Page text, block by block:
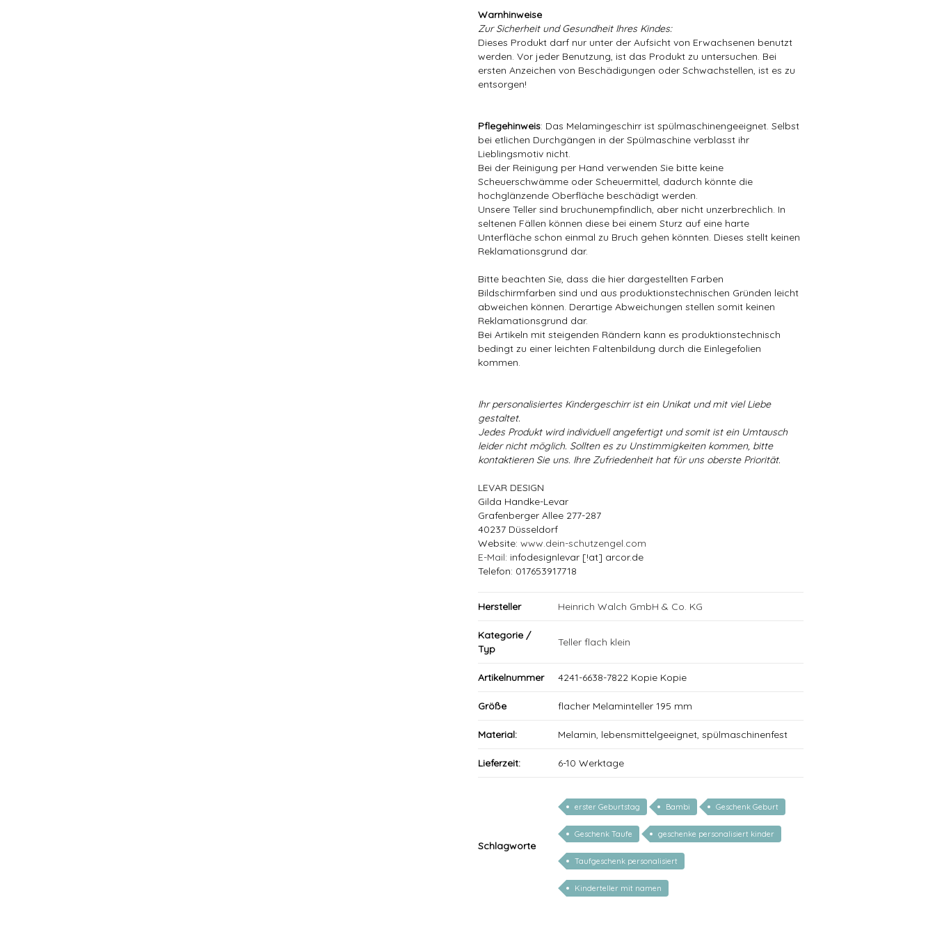
Warnhinweise
Zur Sicherheit und Gesundheit Ihres Kindes:
Dieses Produkt darf nur unter der Aufsicht von Erwachsenen benutzt
werden. Vor jeder Benutzung, ist das Produkt zu untersuchen. Bei
ersten Anzeichen von Beschädigungen oder Schwachstellen, ist es zu
entsorgen!
Pflegehinweis: Das Melamingeschirr ist spülmaschinengeeignet. Selbst
bei etlichen Durchgängen in der Spülmaschine verblasst ihr
Lieblingsmotiv nicht.
Bei der Reinigung per Hand verwenden Sie bitte keine
Scheuerschwämme oder Scheuermittel, dadurch könnte die
hochglänzende Oberfläche beschädigt werden.
Unsere Teller sind bruchunempfindlich, aber nicht unzerbrechlich. In
seltenen Fällen können diese bei einem Sturz auf eine harte
Unterfläche schon einmal zu Bruch gehen könnten. Dieses stellt keinen
Reklamationsgrund dar.
Bitte beachten Sie, dass die hier dargestellten Farben
Bildschirmfarben sind und aus produktionstechnischen Gründen leicht
abweichen können. Derartige Abweichungen stellen somit keinen
Reklamationsgrund dar.
Bei Artikeln mit steigenden Rändern kann es produktionstechnisch
bedingt zu einer leichten Faltenbildung durch die Einlegefolien
kommen.
Ihr personalisiertes Kindergeschirr ist ein Unikat und mit viel Liebe
gestaltet.
Jedes Produkt wird individuell angefertigt und somit ist ein Umtausch
leider nicht möglich. Sollten es zu Unstimmigkeiten kommen, bitte
kontaktieren Sie uns. Ihre Zufriedenheit hat für uns oberste Priorität.
LEVAR DESIGN
Gilda Handke-Levar
Grafenberger Allee 277-287
40237 Düsseldorf
Website: www.dein-schutzengel.com
E-Mail: infodesignlevar [!at] arcor.de
Telefon: 017653917718
Hersteller Heinrich Walch GmbH & Co. KG
Kategorie /
Typ
Teller flach klein
Artikelnummer 4241-6638-7822 Kopie Kopie
Größe flacher Melaminteller 195 mm
Material: Melamin, lebensmittelgeeignet, spülmaschinenfest
Lieferzeit: 6-10 Werktage
Schlagworte
erster Geburtstag Bambi Geschenk Geburt
Geschenk Taufe geschenke personalisiert kinder
Taufgeschenk personalisiert
Kinderteller mit namen